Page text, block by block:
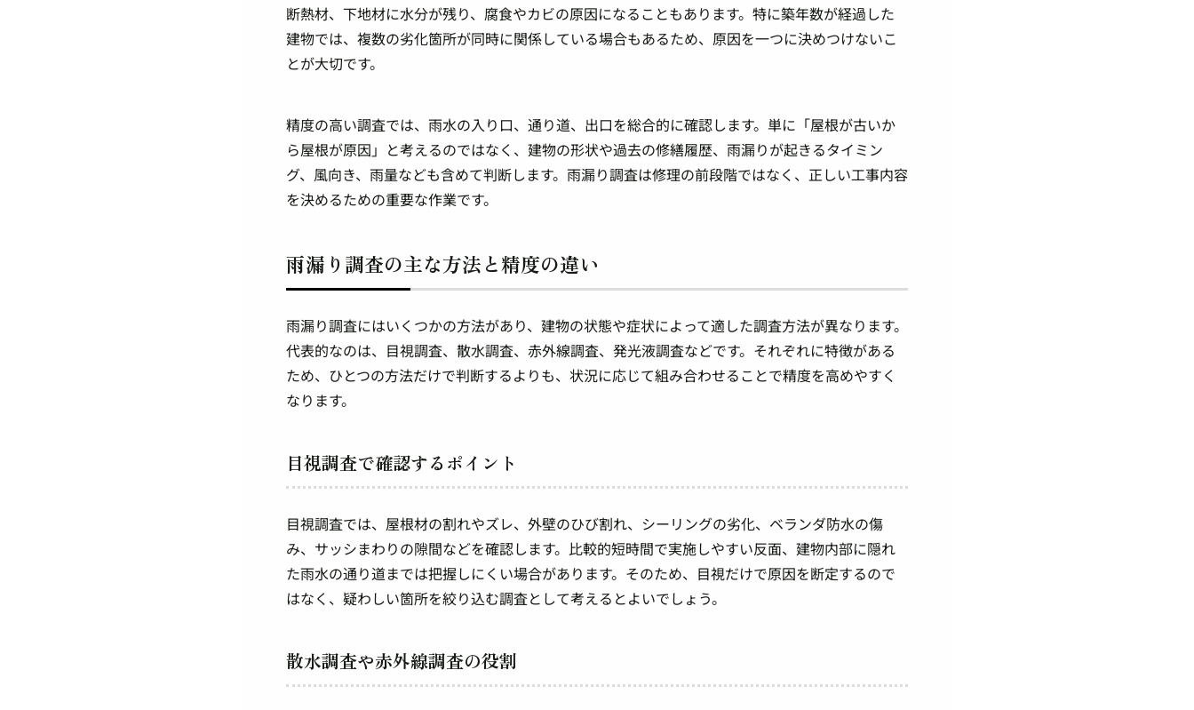
断熱材、下地材に水分が残り、腐食やカビの原因になることもあります。特に築年数が経過した
建物では、複数の劣化箇所が同時に関係している場合もあるため、原因を一つに決めつけないこ
とが大切です。
精度の高い調査では、雨水の入り口、通り道、出口を総合的に確認します。単に「屋根が古いか
ら屋根が原因」と考えるのではなく、建物の形状や過去の修繕履歴、雨漏りが起きるタイミン
グ、風向き、雨量なども含めて判断します。雨漏り調査は修理の前段階ではなく、正しい工事内容
を決めるための重要な作業です。
雨漏り調査の主な方法と精度の違い
雨漏り調査にはいくつかの方法があり、建物の状態や症状によって適した調査方法が異なります。
代表的なのは、目視調査、散水調査、赤外線調査、発光液調査などです。それぞれに特徴がある
ため、ひとつの方法だけで判断するよりも、状況に応じて組み合わせることで精度を高めやすく
なります。
目視調査で確認するポイント
目視調査では、屋根材の割れやズレ、外壁のひび割れ、シーリングの劣化、ベランダ防水の傷
み、サッシまわりの隙間などを確認します。比較的短時間で実施しやすい反面、建物内部に隠れ
た雨水の通り道までは把握しにくい場合があります。そのため、目視だけで原因を断定するので
はなく、疑わしい箇所を絞り込む調査として考えるとよいでしょう。
散水調査や赤外線調査の役割